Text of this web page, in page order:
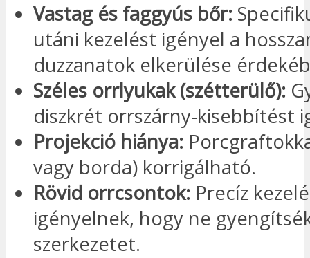
Vastag és faggyús bőr:
utáni kezelést igényel a
duzzanatok elkerülése
Széles orrlyukak (szétterülő):
diszkrét orrszárny-kisebbítést
Projekció hiánya:
vagy borda) korrigálható.
Rövid orrcsontok: Precíz
igényelnek, hogy ne
szerkezetet.